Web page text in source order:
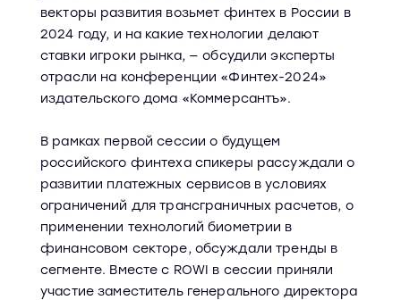
векторы развития возьмет финтех в России в
2024 году, и на какие технологии делают
ставки игроки рынка, — обсудили эксперты
отрасли на конференции «Финтех-2024»
издательского дома «Коммерсантъ».
В рамках первой сессии о будущем
российского финтеха спикеры рассуждали о
развитии платежных сервисов в условиях
ограничений для трансграничных расчетов, о
применении технологий биометрии в
финансовом секторе, обсуждали тренды в
сегменте. Вместе с ROWI в сессии приняли
участие заместитель генерального директора